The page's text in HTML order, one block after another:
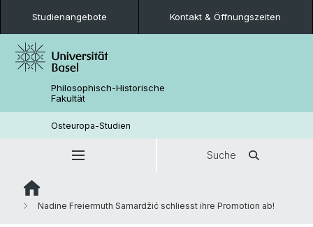
Studienangebote Kontakt & Öffnungszeiten
Philosophisch-Historische
Fakultät
Osteuropa-Studien
Suche
Nadine Freiermuth Samardžić schliesst ihre Promotion ab!